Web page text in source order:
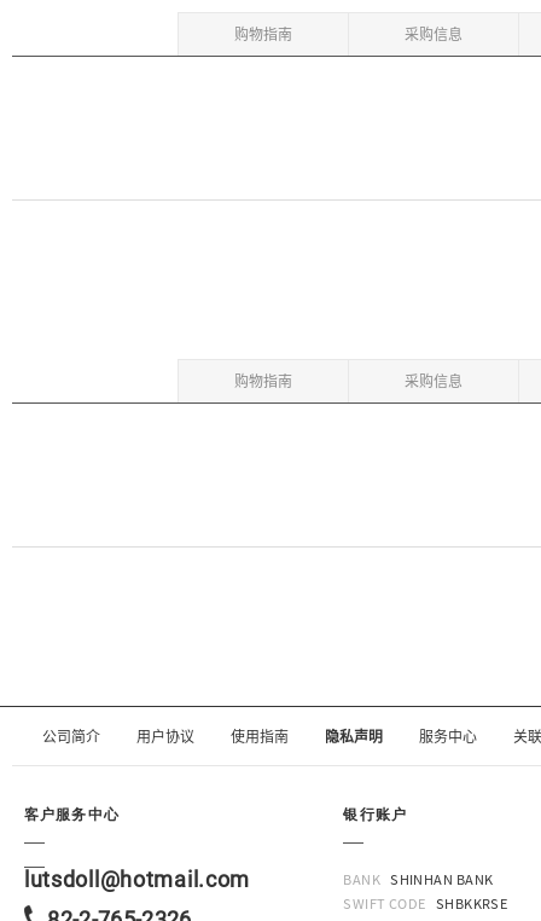
购物指南 采购信息
购物指南 采购信息
公司简介 用户协议 使用指南 隐私声明 服务中心 关
客户服务中心
lutsdoll@hotmail.com
银行账户
BANK SHINHAN BANK
SWIFT CODE SHBKKRSE